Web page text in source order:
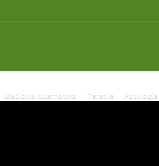
Medicina Alternativa Terapie Patologie